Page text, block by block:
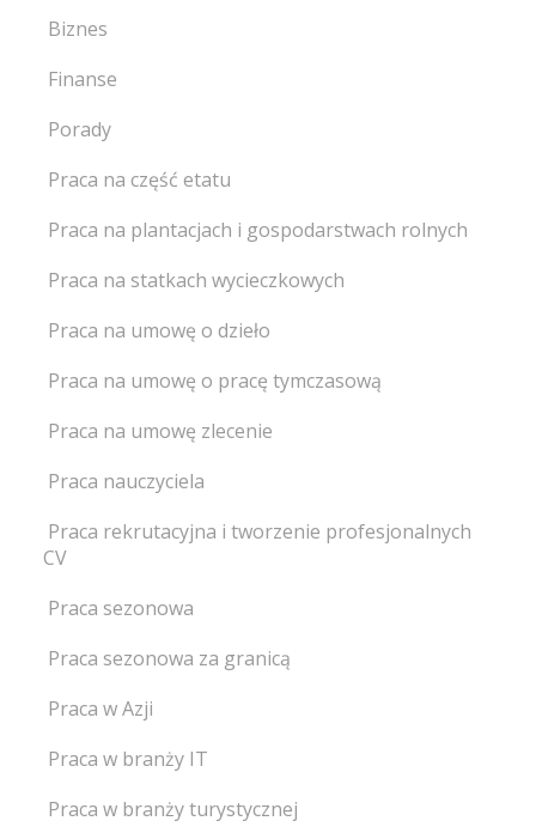
Biznes
Finanse
Porady
Praca na część etatu
Praca na plantacjach i gospodarstwach rolnych
Praca na statkach wycieczkowych
Praca na umowę o dzieło
Praca na umowę o pracę tymczasową
Praca na umowę zlecenie
Praca nauczyciela
Praca rekrutacyjna i tworzenie profesjonalnych
CV
Praca sezonowa
Praca sezonowa za granicą
Praca w Azji
Praca w branży IT
Praca w branży turystycznej